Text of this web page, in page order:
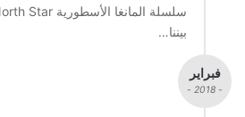
بيننا…
فبراير
- 2018 -